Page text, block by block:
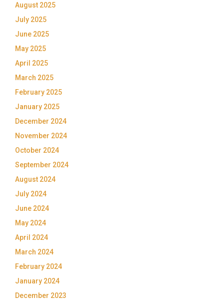
August 2025
July 2025
June 2025
May 2025
April 2025
March 2025
February 2025
January 2025
December 2024
November 2024
October 2024
September 2024
August 2024
July 2024
June 2024
May 2024
April 2024
March 2024
February 2024
January 2024
December 2023